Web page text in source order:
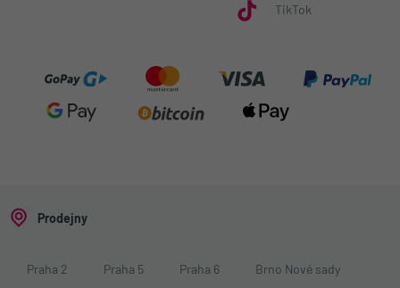
TikTok
Prodejny
Praha 2 Praha 5 Praha 6 Brno Nové sady